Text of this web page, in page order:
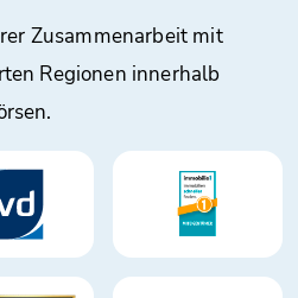
Zusammenarbeit mit
Regionen innerhalb